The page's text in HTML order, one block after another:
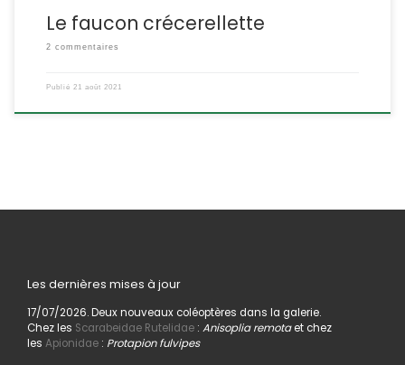
Le faucon crécerellette
2 commentaires
Publié 21 août 2021
Les dernières mises à jour
17/07/2026. Deux nouveaux coléoptères dans la galerie.
Chez les Scarabeidae Rutelidae: Anisoplia remotaet chez
les Apionidae: Protapion fulvipes